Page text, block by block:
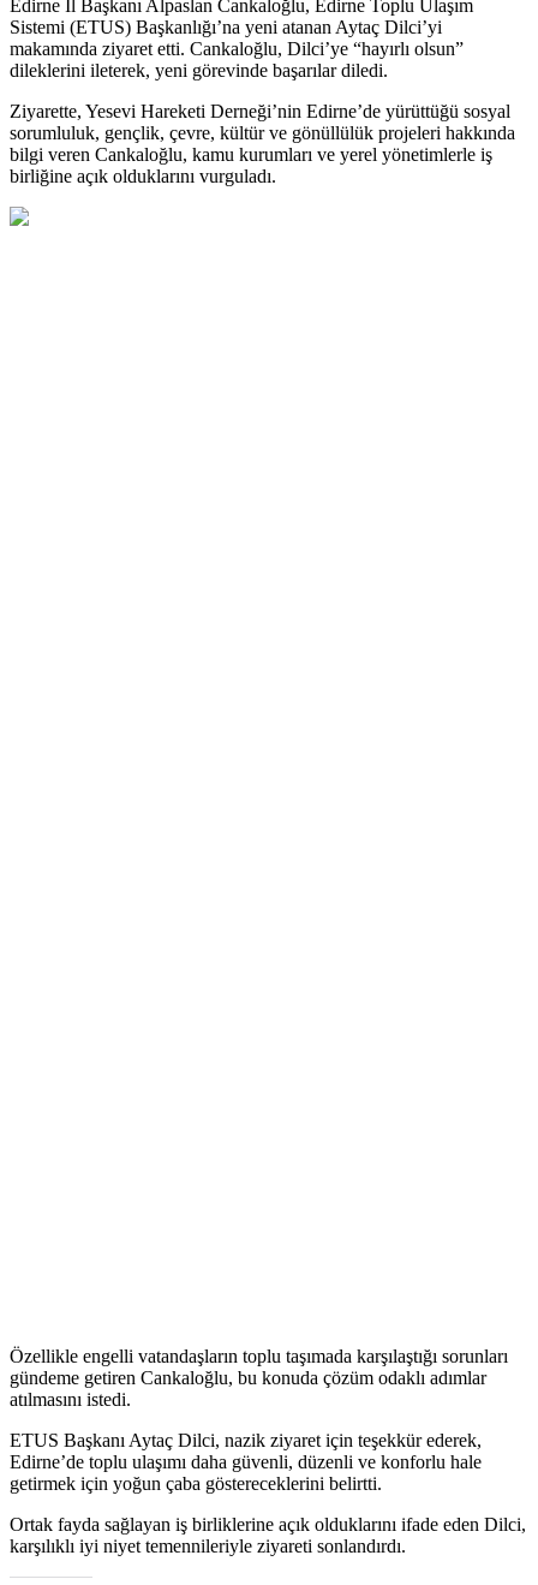
Edirne İl Başkanı Alpaslan Cankaloğlu, Edirne Toplu Ulaşım
Sistemi (ETUS) Başkanlığı’na yeni atanan Aytaç Dilci’yi
makamında ziyaret etti. Cankaloğlu, Dilci’ye “hayırlı olsun”
dileklerini ileterek, yeni görevinde başarılar diledi.
Ziyarette, Yesevi Hareketi Derneği’nin Edirne’de yürüttüğü sosyal
sorumluluk, gençlik, çevre, kültür ve gönüllülük projeleri hakkında
bilgi veren Cankaloğlu, kamu kurumları ve yerel yönetimlerle iş
birliğine açık olduklarını vurguladı.
Özellikle engelli vatandaşların toplu taşımada karşılaştığı sorunları
gündeme getiren Cankaloğlu, bu konuda çözüm odaklı adımlar
atılmasını istedi.
ETUS Başkanı Aytaç Dilci, nazik ziyaret için teşekkür ederek,
Edirne’de toplu ulaşımı daha güvenli, düzenli ve konforlu hale
getirmek için yoğun çaba göstereceklerini belirtti.
Ortak fayda sağlayan iş birliklerine açık olduklarını ifade eden Dilci,
karşılıklı iyi niyet temennileriyle ziyareti sonlandırdı.